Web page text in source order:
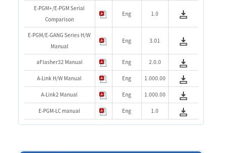
E-PGM+/E-PGM Serial
Comparison
Eng 1.0
E-PGM/E-GANG Series H/W
Manual
Eng 3.01
aFlasher32 Manual Eng 2.0.0
A-Link H/W Manual Eng 1.000.00
A-Link2 Manual Eng 1.000.00
E-PGM-LC manual Eng 1.0